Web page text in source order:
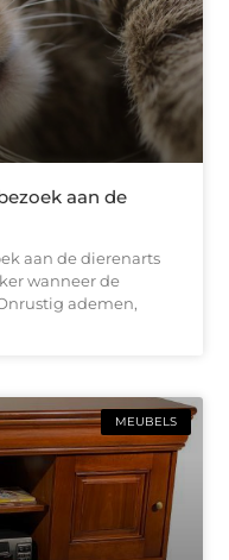
aan de
aan de dierenarts
wanneer de
ademen,
MEUBELS